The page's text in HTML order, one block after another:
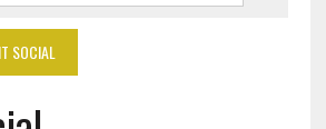
SOCIAL